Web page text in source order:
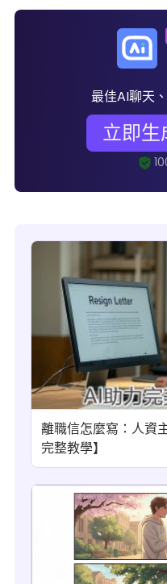
最佳AI聊天
立即生
離職信怎麼寫：人資
完整教學】